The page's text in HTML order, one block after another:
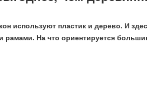
используют пластик и дерево. И
На что ориентируется